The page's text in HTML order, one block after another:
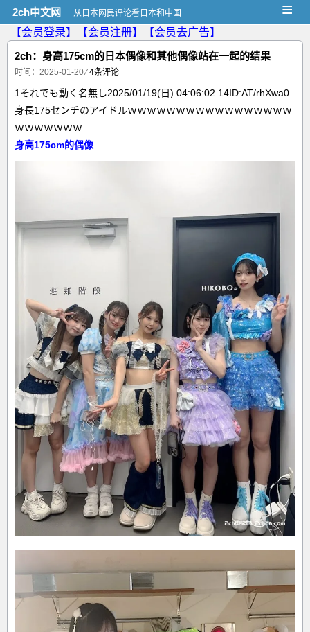
2ch中文网 从日本网民评论看日本和中国 ≡
【会员登录】 【会员注册】
【会员去广告】
2ch：身高175cm的日本偶像和其他偶像站在一起的结果
时间：2025-01-20 ⁄4条评论
1それでも動く名無し2025/01/19(日) 04:06:02.14ID:AT/rhXwa0
身長175センチのアイドルｗｗｗｗｗｗｗｗｗｗｗｗｗｗｗｗｗ
ｗｗｗｗｗｗｗ
身高175cm的偶像